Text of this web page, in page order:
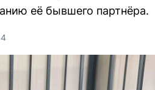
её бывшего партнёра.